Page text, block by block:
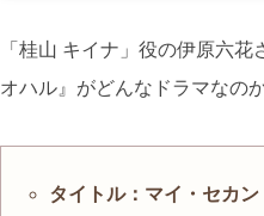
「 桂山 キイナ」役の伊原六花
オハル』がどんなドラマなの
タイトル：マイ・セカ